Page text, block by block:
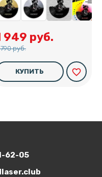
949 руб.
руб.
КУПИТЬ favorite_border
62-05